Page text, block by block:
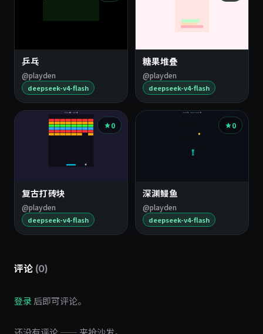
乒乓
@playden
deepseek-v4-flash
糖果堆叠
@playden
deepseek-v4-flash
0
复古打砖块
@playden
deepseek-v4-flash
0
深渊鳗鱼
@playden
deepseek-v4-flash
评论 (0)
登录 后即可评论。